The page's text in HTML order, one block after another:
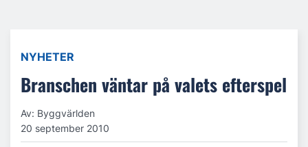
NYHETER
Branschen väntar på valets efterspel
Av: Byggvärlden
20 september 2010